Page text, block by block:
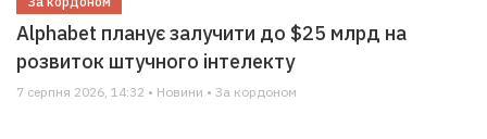
Alphabet планує залучити до $25 млрд на
розвиток штучного інтелекту
7 серпня 2026, 14:32 • Новини • За кордоном